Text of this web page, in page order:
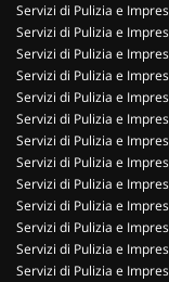
Servizi di Pulizia e
Servizi di Pulizia e
Servizi di Pulizia e
Servizi di Pulizia e
Servizi di Pulizia e
Servizi di Pulizia e
Servizi di Pulizia e
Servizi di Pulizia e
Servizi di Pulizia e
Servizi di Pulizia e
Servizi di Pulizia e
Servizi di Pulizia e
Servizi di Pulizia e